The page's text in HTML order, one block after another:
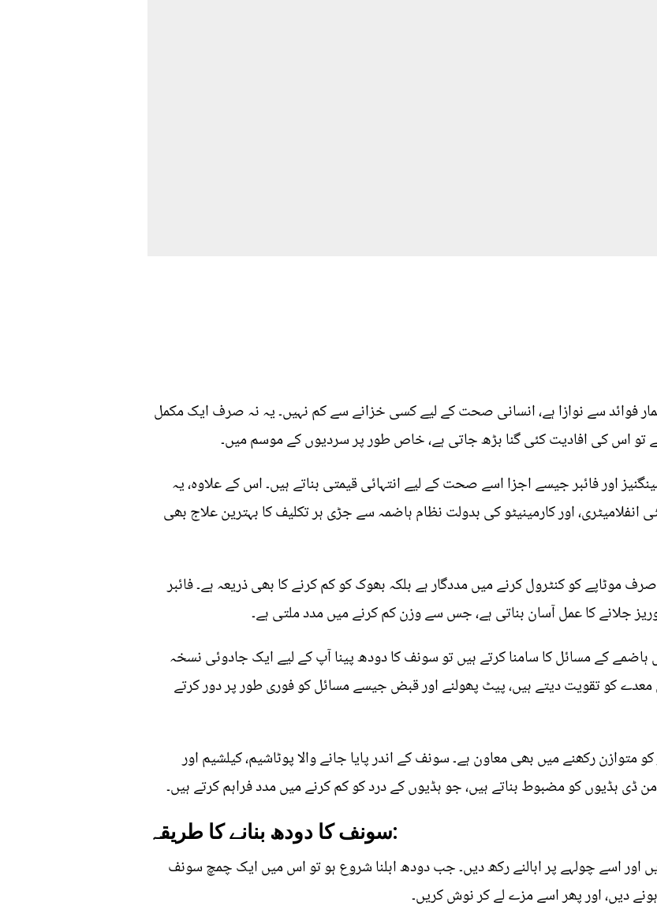
فوائد سے نوازا ہے، انسانی صحت کے لیے کسی خزانے سے کم نہیں۔ یہ نہ صرف ایک مکمل
تو اس کی افادیت کئی گنا بڑھ جاتی ہے، خاص طور پر سردیوں کے موسم میں۔
اور فائبر جیسے اجزا اسے صحت کے لیے انتہائی قیمتی بناتے ہیں۔ اس کے علاوہ، یہ
اور کارمینیٹو کی بدولت نظام ہاضمہ سے جڑی ہر تکلیف کا بہترین علاج بھی
موٹاپے کو کنٹرول کرنے میں مددگار ہے بلکہ بھوک کو کم کرنے کا بھی ذریعہ ہے۔ فائبر
جلانے کا عمل آسان بناتی ہے، جس سے وزن کم کرنے میں مدد ملتی ہے۔
ہاضمے کے مسائل کا سامنا کرتے ہیں تو سونف کا دودھ پینا آپ کے لیے ایک جادوئی نسخہ
کو تقویت دیتے ہیں، پیٹ پھولنے اور قبض جیسے مسائل کو فوری طور پر دور کرتے
متوازن رکھنے میں بھی معاون ہے۔ سونف کے اندر پایا جانے والا پوٹاشیم، کیلشیم اور
ڈی ہڈیوں کو مضبوط بناتے ہیں، جو ہڈیوں کے درد کو کم کرنے میں مدد فراہم کرتے ہیں۔
سونف کا دودھ بنانے کا طریقہ:
اور اسے چولہے پر ابالنے رکھ دیں۔ جب دودھ ابلنا شروع ہو تو اس میں ایک چمچ سونف